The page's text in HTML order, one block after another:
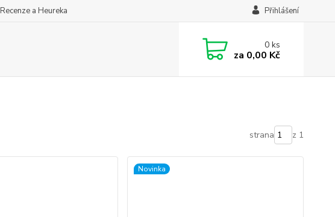
Recenze a Heureka Přihlášení
0ks
za 0,00 Kč
strana z 1
Novinka